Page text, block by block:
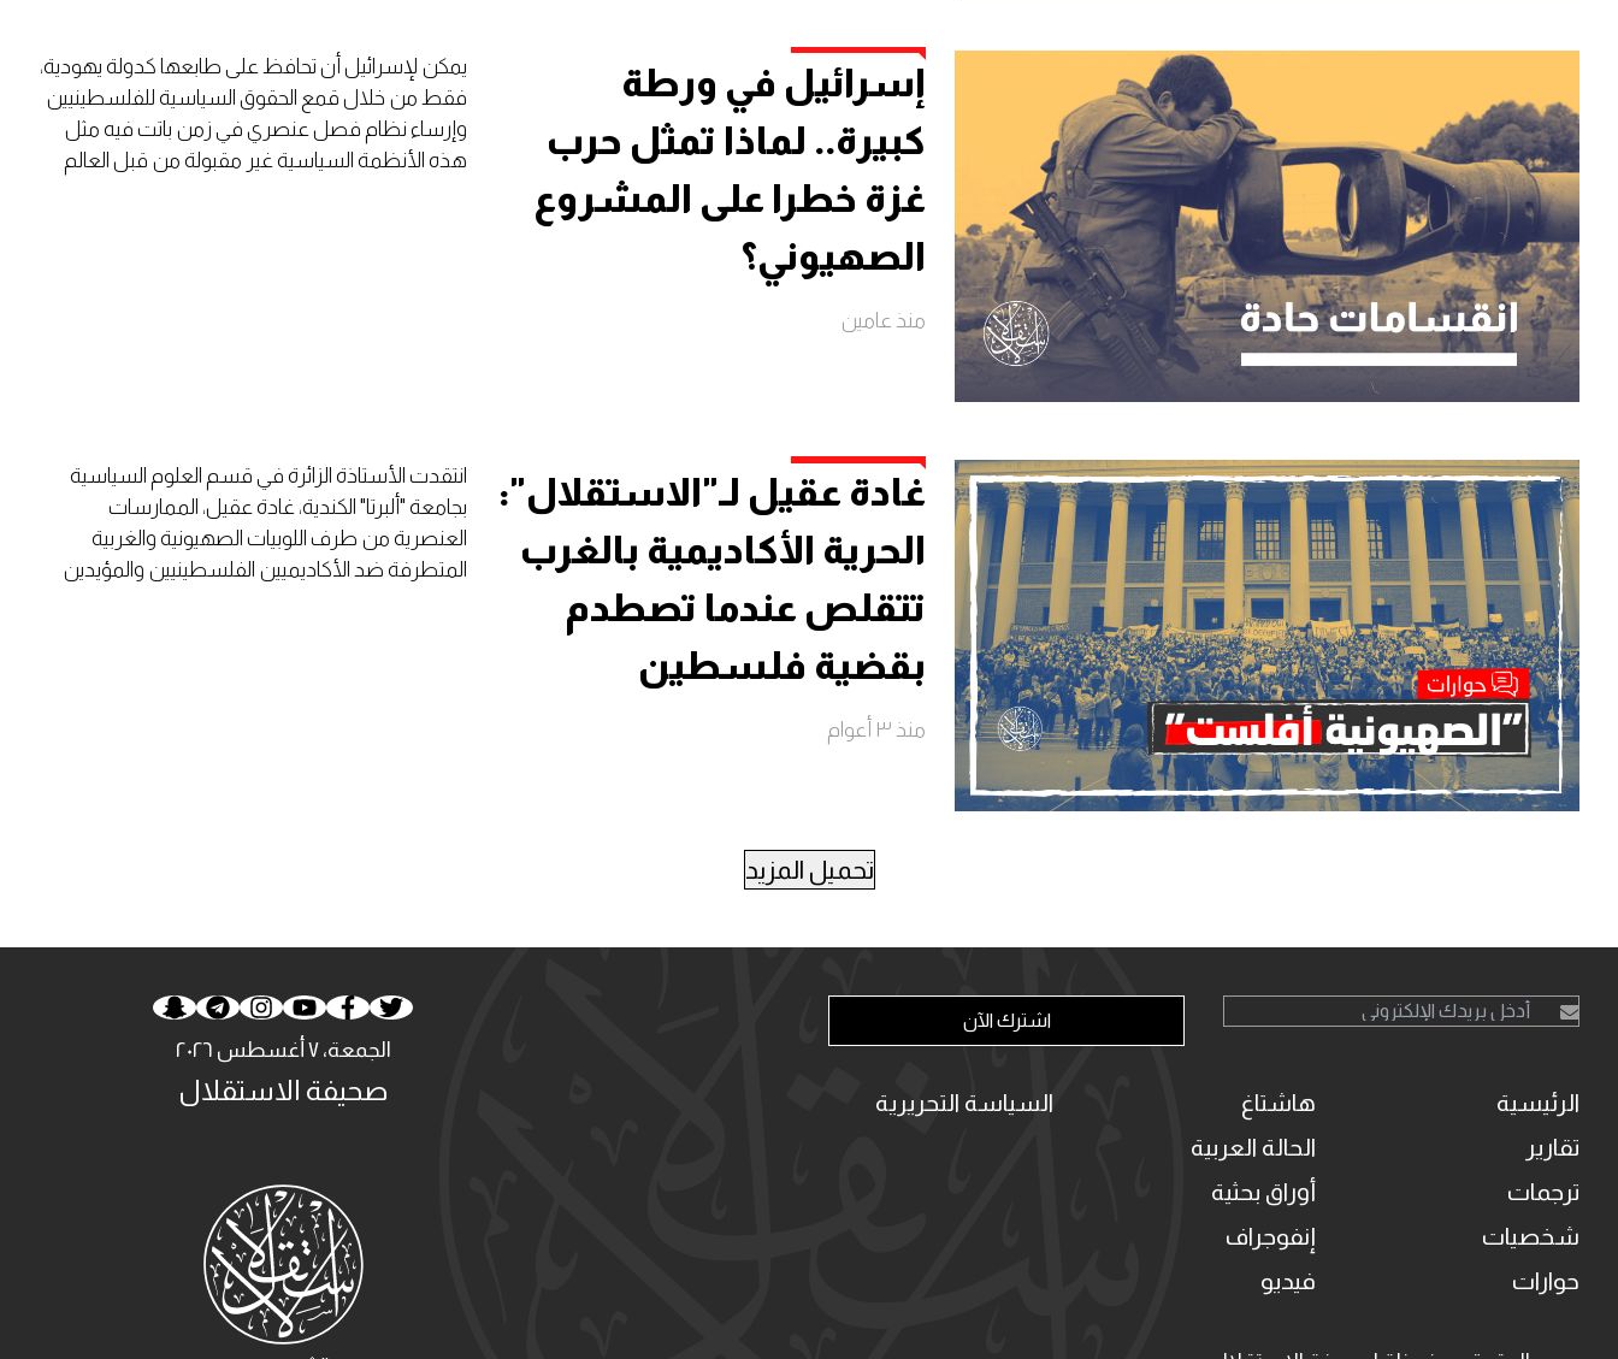
إسرائيل في ورطة
كبيرة.. لماذا تمثل حرب
غزة خطرا على المشروع
الصهيوني؟
منذ عامين
يمكن لإسرائيل أن تحافظ على طابعها كدولة يهودية،
فقط من خلال قمع الحقوق السياسية للفلسطينيين
وإرساء نظام فصل عنصري في زمن باتت فيه مثل
هذه الأنظمة السياسية غير مقبولة من قبل العالم
غادة عقيل لـ"الاستقلال":
الحرية الأكاديمية بالغرب
تتقلص عندما تصطدم
بقضية فلسطين
منذ ٣ أعوام
انتقدت الأستاذة الزائرة في قسم العلوم السياسية
بجامعة "ألبرتا" الكندية، غادة عقيل، الممارسات
العنصرية من طرف اللوبيات الصهيونية والغربية
المتطرفة ضد الأكاديميين الفلسطينيين والمؤيدين
تحميل المزيد
اشترك الآن
الرئيسية
تقارير
ترجمات
شخصيات
حوارات
هاشتاغ
الحالة العربية
أوراق بحثية
إنفوجراف
فيديو
السياسة التحريرية
الجمعة، ٧ أغسطس ٢٠٢٦
صحيفة الاستقلال